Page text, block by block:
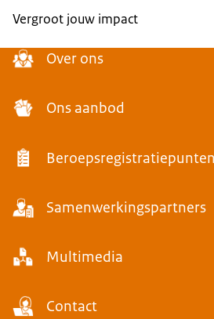
Vergroot jouw impact
Menu Over ons
Ons aanbod
Beroepsregistratiepunten
Samenwerkingspartners
Multimedia
Contact